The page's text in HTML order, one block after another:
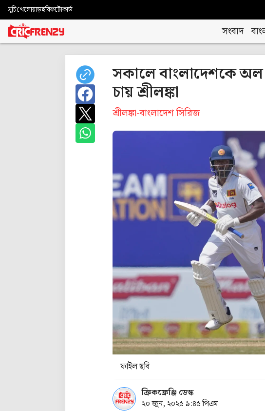
সূচিখেলোয়াড়ছবিফটোকার্ড
সংবাদ
সকালে বাংলাদেশকে
চায় শ্রীলঙ্কা
শ্রীলঙ্কা-বাংলাদেশ সিরিজ
ফাইল ছবি
ক্রিকফ্রেঞ্জি ডেস্ক
২০ জুন, ২০২৫ ৯:৪৫ পিএম